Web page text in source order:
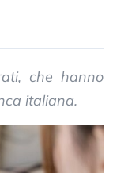
che hanno
italiana.